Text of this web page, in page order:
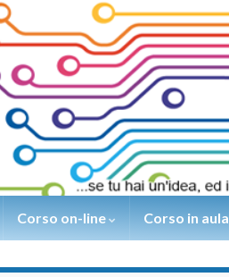
Corso on-line Corso in aula